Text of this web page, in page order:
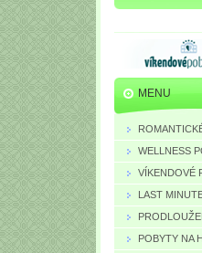
MENU
WELLNESS
VÍKENDOVÉ
LAST
POBYTY NA